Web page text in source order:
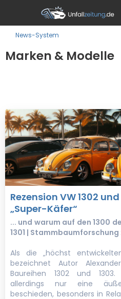
News-System
Marken & Modelle
Rezension VW 1302
„Super-Käfer“
... und warum auf den 1300
1301 | Stammbaumforschung
Als die „höchst
bezeichnet Autor
Baureihen 1302 und 1303.
allerdings nur eine
beschieden, besonders in